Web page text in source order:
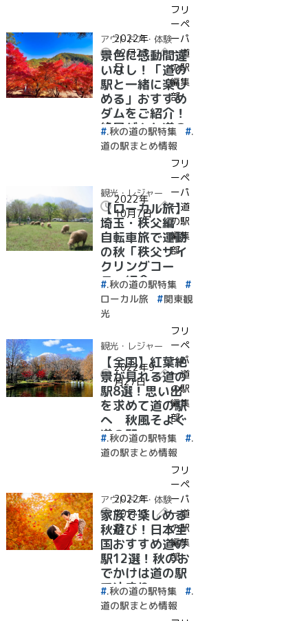
2022年
12月23
日
フリ
ーペ
ーパ
ー道
の駅
編集
部
アウトドア・体験
景色に感動間違
いなし！「道の
駅と一緒に楽し
める」おすすめ
ダムをご紹介！
絶景ダムと道の
駅特集
.秋の道の駅特集
.
道の駅まとめ情報
2022年
10月7日
フリ
ーペ
ーパ
ー道
の駅
編集
部
観光・レジャー
【ローカル旅】
埼玉・秩父編
自転車旅で運動
の秋「秩父サイ
クリングコー
ス」紹介
.秋の道の駅特集
ローカル旅
関東観
光
2022年9
月27日
フリ
ーペ
ーパ
ー道
の駅
編集
部
観光・レジャー
【全国】紅葉絶
景が見れる道の
駅8選！思い出
を求めて道の駅
へ 秋風そよぐ
道の駅
.秋の道の駅特集
.
道の駅まとめ情報
2022年
10月13
日
フリ
ーペ
ーパ
ー道
の駅
編集
部
アウトドア・体験
家族で楽しめる
秋遊び！日本全
国おすすめ道の
駅12選！秋のお
でかけは道の駅
で決まり
♪【2022年最新
.秋の道の駅特集
.
道の駅まとめ情報